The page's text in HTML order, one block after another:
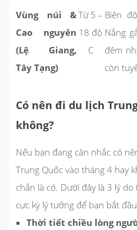
Vùng núi &
Cao nguyên
(Lệ Giang,
Tây Tạng)
Từ 5 –
18 độ
C
Biên
Nắng
đêm
còn
Có nên đi du lịch
không?
Nếu bạn đang cân nhắc có
Trung Quốc vào tháng 4 hay
chắn là có. Dưới đây là 3 lý
cực kỳ lý tưởng để bạn bắt
Thời tiết chiều lòng